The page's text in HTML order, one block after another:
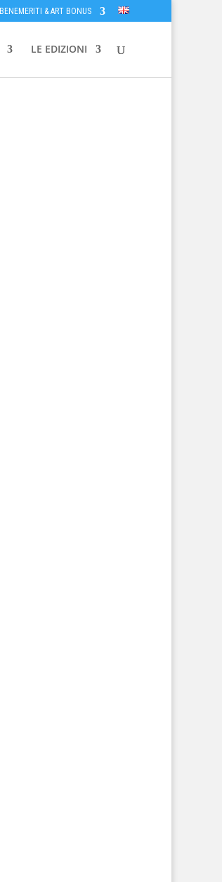
BENEMERITI & ART BONUS
LE EDIZIONI